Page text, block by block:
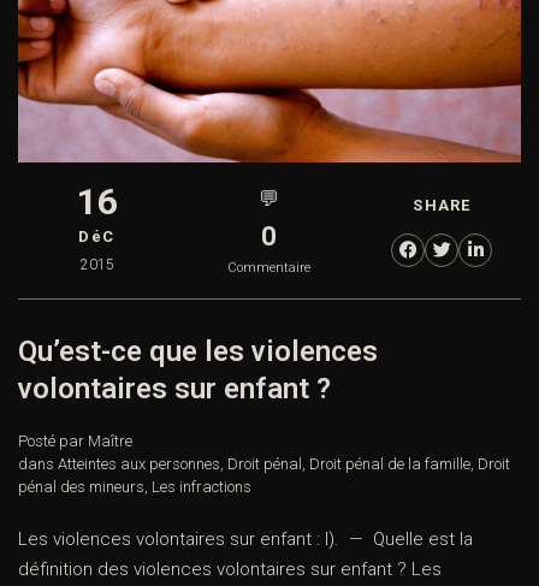
16
DéC
2015
💬
0
Commentaire
SHARE
Qu’est-ce que les violences
volontaires sur enfant ?
Posté par Maître
dans Atteintes aux personnes Droit pénal Droit pénal de la famille Droit
pénal des mineurs Les infractions
Les violences volontaires sur enfant : I). — Quelle est la
définition des violences volontaires sur enfant ? Les